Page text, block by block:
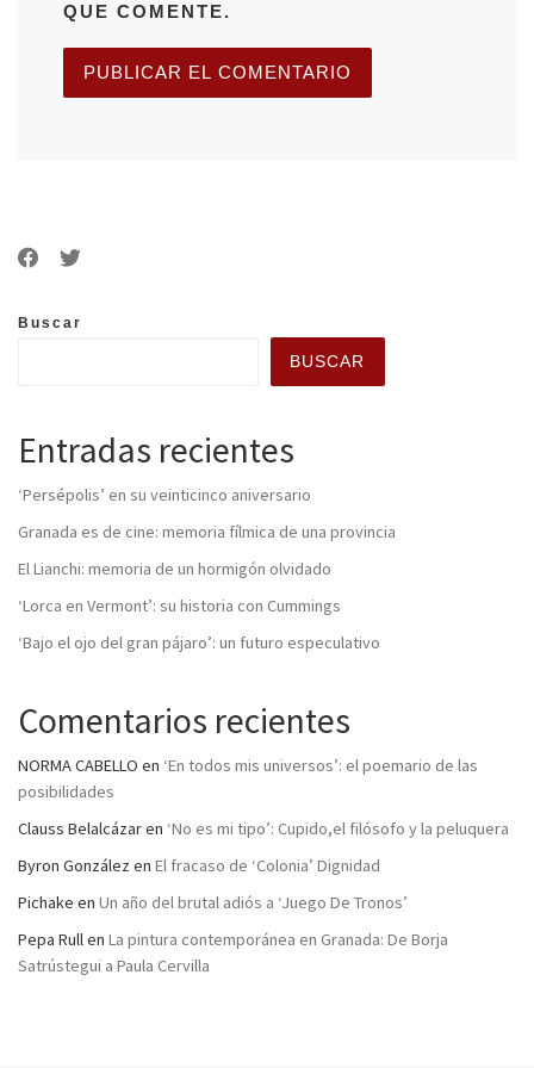
QUE COMENTE.
Buscar
BUSCAR
Entradas recientes
‘Persépolis’ en su veinticinco aniversario
Granada es de cine: memoria fílmica de una provincia
El Lianchi: memoria de un hormigón olvidado
‘Lorca en Vermont’: su historia con Cummings
‘Bajo el ojo del gran pájaro’: un futuro especulativo
Comentarios recientes
NORMA CABELLO en ‘En todos mis universos’: el poemario de las
posibilidades
Clauss Belalcázaren ‘No es mi tipo’: Cupido,el filósofo y la peluquera
Byron González en El fracaso de ‘Colonia’ Dignidad
Pichake en Un año del brutal adiós a ‘Juego De Tronos’
Pepa Rullen La pintura contemporánea en Granada: De Borja
Satrústegui a Paula Cervilla